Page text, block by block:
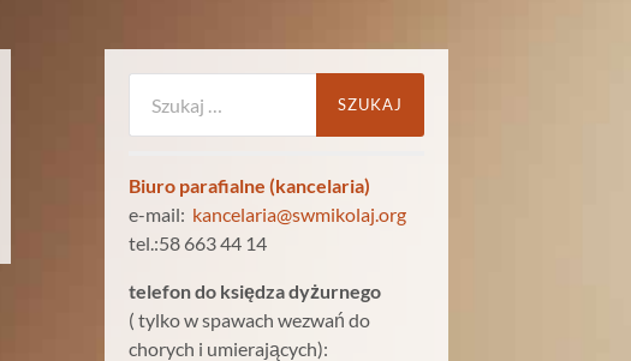
Biuro parafialne (kancelaria)
e-mail: kancelaria@swmikolaj.org
tel.:58 663 44 14
telefon do księdza dyżurnego
( tylko w spawach wezwań do
chorych i umierających):